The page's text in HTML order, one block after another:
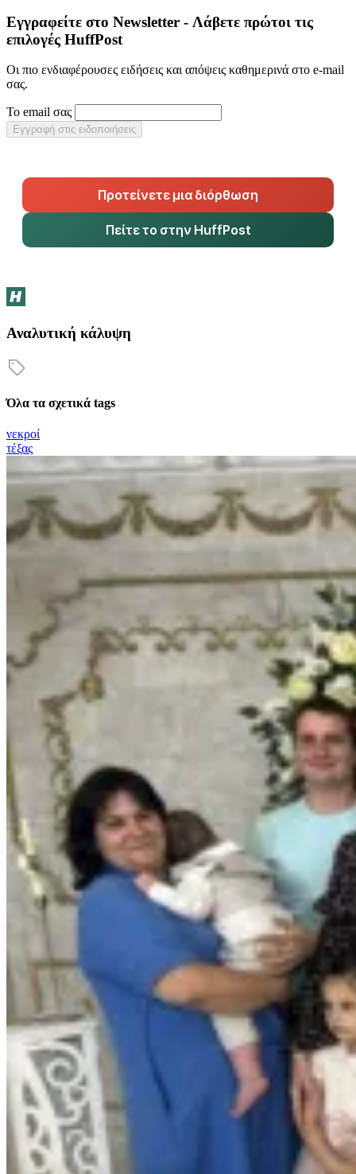
Εγγραφείτε στο Newsletter - Λάβετε πρώτοι τις
επιλογές HuffPost
Οι πιο ενδιαφέρουσες ειδήσεις και απόψεις καθημερινά στο e-mail
σας.
Το email σας
Εγγραφή στις ειδοποιήσεις
Προτείνετε μια διόρθωση
Πείτε το στην HuffPost
Αναλυτική κάλυψη
Όλα τα σχετικά tags
νεκροί
τέξας